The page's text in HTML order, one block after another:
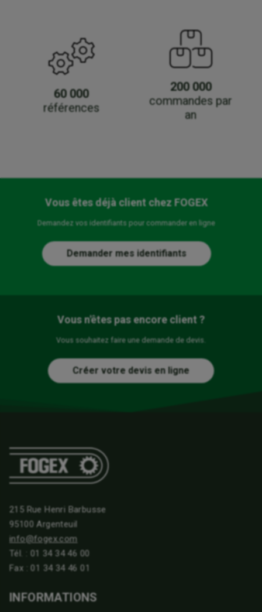
60 000
références
200 000
commandes par
an
Vous êtes déjà client chez FOGEX
Demandez vos identifiants pour commander en ligne
Demander mes identifiants
Vous n'êtes pas encore client ?
Vous souhaitez faire une demande de devis.
Créer votre devis en ligne
215 Rue Henri Barbusse
95100 Argenteuil
info@fogex.com
Tél. : 01 34 34 46 00
Fax : 01 34 34 46 01
INFORMATIONS